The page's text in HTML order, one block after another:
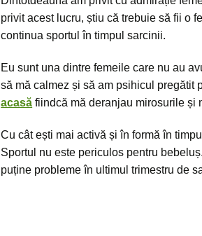
privit acest lucru, știu că trebuie să fii o
continua sportul în timpul sarcinii.
Eu sunt una dintre femeile care nu au
să mă calmez și să am psihicul pregătit
acasă fiindcă mă deranjau mirosurile și
Cu cât ești mai activă și în formă în
Sportul nu este periculos pentru
puține probleme în ultimul trimestru de